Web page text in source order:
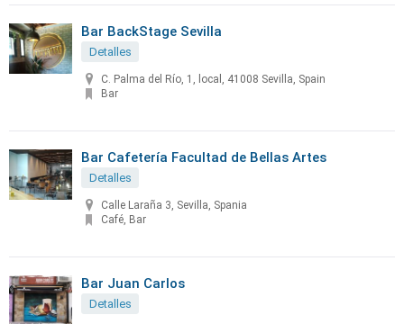
Bar BackStage Sevilla
Detalles
C. Palma del Río, 1, local, 41008 Sevilla, Spain
Bar
Bar Cafetería Facultad de Bellas Artes
Detalles
Calle Laraña 3, Sevilla, Spania
Café, Bar
Bar Juan Carlos
Detalles